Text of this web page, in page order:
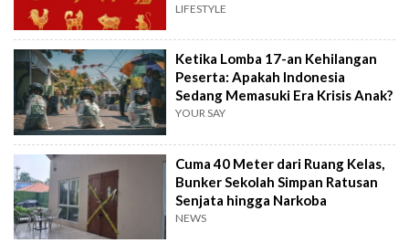
LIFESTYLE
Ketika Lomba 17-an Kehilangan
Peserta: Apakah Indonesia
Sedang Memasuki Era Krisis Anak?
YOUR SAY
Cuma 40 Meter dari Ruang Kelas,
Bunker Sekolah Simpan Ratusan
Senjata hingga Narkoba
NEWS